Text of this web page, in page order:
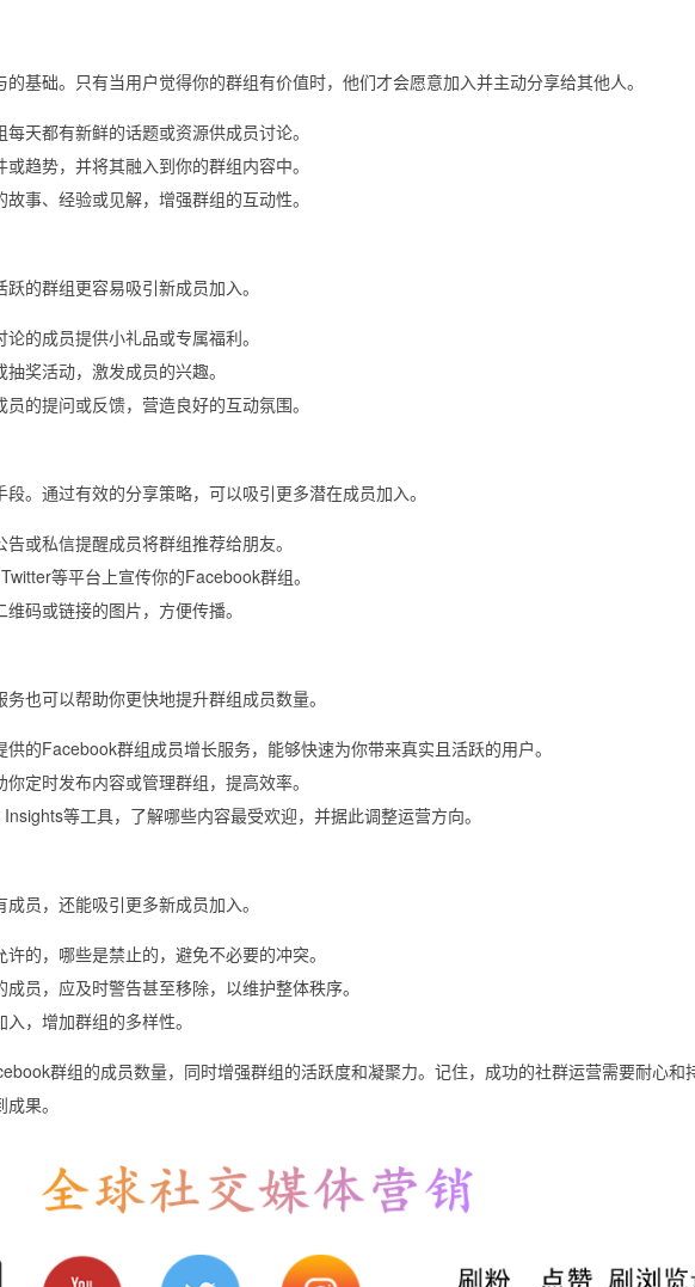
基础。只有当用户觉得你的群组有价值时，他们才会愿意加入并主动分享给其他人。
天都有新鲜的话题或资源供成员讨论。
趋势，并将其融入到你的群组内容中。
事、经验或见解，增强群组的互动性。
的群组更容易吸引新成员加入。
的成员提供小礼品或专属福利。
奖活动，激发成员的兴趣。
的提问或反馈，营造良好的互动氛围。
。通过有效的分享策略，可以吸引更多潜在成员加入。
告或私信提醒成员将群组推荐给朋友。
等平台上宣传你的Facebook群组。
码或链接的图片，方便传播。
也可以帮助你更快地提升群组成员数量。
供的Facebook群组成员增长服务，能够快速为你带来真实且活跃的用户。
定时发布内容或管理群组，提高效率。
等工具，了解哪些内容最受欢迎，并据此调整运营方向。
员，还能吸引更多新成员加入。
的，哪些是禁止的，避免不必要的冲突。
成员，应及时警告甚至移除，以维护整体秩序。
，增加群组的多样性。
群组的成员数量，同时增强群组的活跃度和凝聚力。记住，成功的社群运营需要耐心和
果。